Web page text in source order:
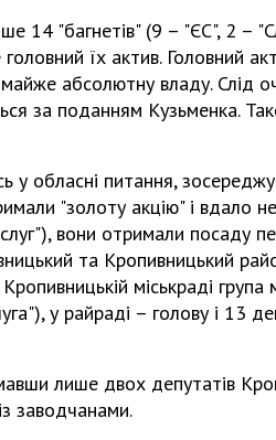
14 "багнетів" (9 – "ЄС", 2 –
їх актив. Головний
абсолютну владу. Слід
за поданням Кузьменка.
у обласні питання,
"золоту акцію" і вдало
вони отримали посаду
та Кропивницький
міськраді група
у райраді – голову і 13
лише двох депутатів
заводчанами.